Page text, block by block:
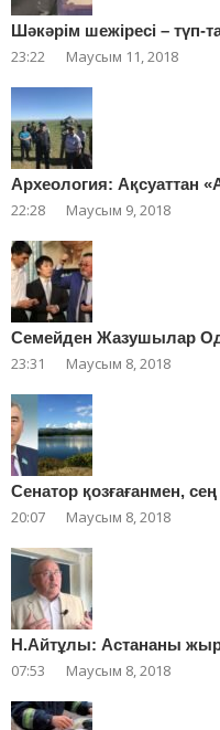
Шәкәрім шежіресі – түп-
23:22 Маусым 11, 2018
Археология: Ақсуаттан
22:28 Маусым 9, 2018
Cемейден Жазушылар
23:31 Маусым 8, 2018
Сенатор қозғағанмен,
20:07 Маусым 8, 2018
Н.Айтұлы: Астананы
07:53 Маусым 8, 2018